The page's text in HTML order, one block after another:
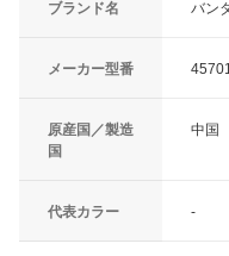
ブランド名 バン
メーカー型番
原産国／製造
国
中国
代表カラー -